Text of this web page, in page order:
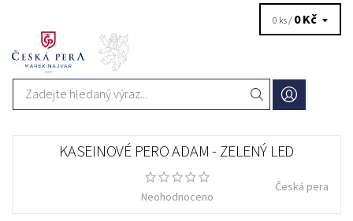
0 ks / 0 Kč
KASEINOVÉ PERO ADAM - ZELENÝ LED
Neohodnoceno
Česká pera